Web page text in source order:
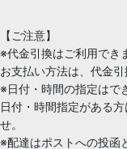
【ご注意】
※代金引換はご利用でき
お支払い方法は、代金引
※日付・時間の指定はで
日付・時間指定がある
せ。
※配達はポストへの投函